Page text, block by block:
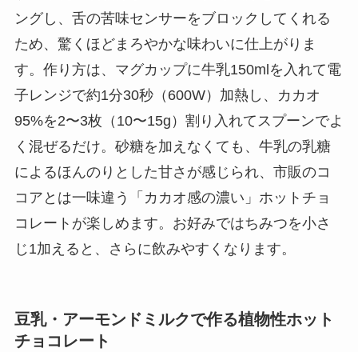
ングし、舌の苦味センサーをブロックしてくれる
ため、驚くほどまろやかな味わいに仕上がりま
す。作り方は、マグカップに牛乳150mlを入れて電
子レンジで約1分30秒（600W）加熱し、カカオ
95%を2〜3枚（10〜15g）割り入れてスプーンでよ
く混ぜるだけ。砂糖を加えなくても、牛乳の乳糖
によるほんのりとした甘さが感じられ、市販のコ
コアとは一味違う「カカオ感の濃い」ホットチョ
コレートが楽しめます。お好みではちみつを小さ
じ1加えると、さらに飲みやすくなります。
豆乳・アーモンドミルクで作る植物性ホット
チョコレート